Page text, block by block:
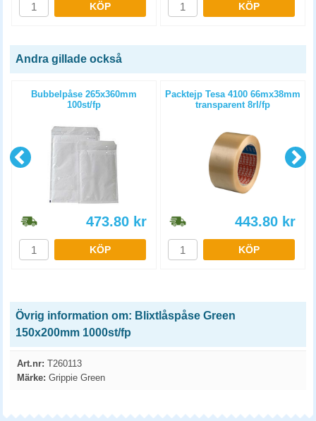
KÖP KÖP
Andra gillade också
Bubbelpåse 265x360mm
100st/fp
473.80 kr
KÖP
Packtejp Tesa 4100 66mx38mm
transparent 8rl/fp
443.80 kr
KÖP
Övrig information om: Blixtlåspåse Green
150x200mm 1000st/fp
Art.nr: T260113
Märke: Grippie Green